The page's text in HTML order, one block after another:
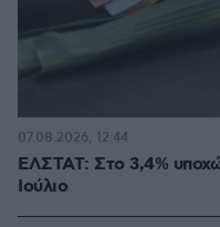
ΕΛΣΤΑΤ: Στο 3,4%
Ιούλιο
07.08.2026, 12:44